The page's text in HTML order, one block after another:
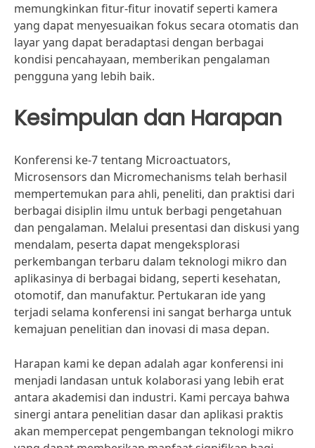
memungkinkan fitur-fitur inovatif seperti kamera
yang dapat menyesuaikan fokus secara otomatis dan
layar yang dapat beradaptasi dengan berbagai
kondisi pencahayaan, memberikan pengalaman
pengguna yang lebih baik.
Kesimpulan dan Harapan
Konferensi ke-7 tentang Microactuators,
Microsensors dan Micromechanisms telah berhasil
mempertemukan para ahli, peneliti, dan praktisi dari
berbagai disiplin ilmu untuk berbagi pengetahuan
dan pengalaman. Melalui presentasi dan diskusi yang
mendalam, peserta dapat mengeksplorasi
perkembangan terbaru dalam teknologi mikro dan
aplikasinya di berbagai bidang, seperti kesehatan,
otomotif, dan manufaktur. Pertukaran ide yang
terjadi selama konferensi ini sangat berharga untuk
kemajuan penelitian dan inovasi di masa depan.
Harapan kami ke depan adalah agar konferensi ini
menjadi landasan untuk kolaborasi yang lebih erat
antara akademisi dan industri. Kami percaya bahwa
sinergi antara penelitian dasar dan aplikasi praktis
akan mempercepat pengembangan teknologi mikro